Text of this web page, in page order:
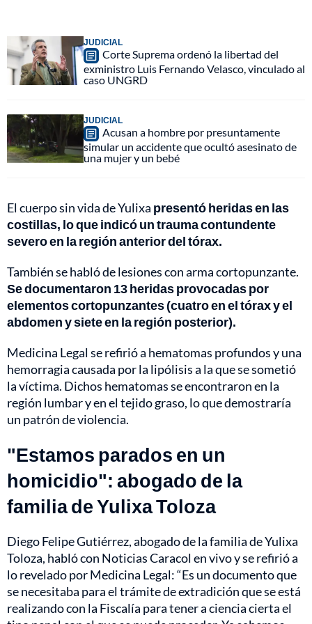
JUDICIAL
Corte Suprema ordenó la libertad del
exministro Luis Fernando Velasco, vinculado al
caso UNGRD
JUDICIAL
Acusan a hombre por presuntamente
simular un accidente que ocultó asesinato de
una mujer y un bebé
El cuerpo sin vida de Yulixa presentó heridas en las
costillas, lo que indicó un trauma contundente
severo en la región anterior del tórax.
También se habló de lesiones con arma cortopunzante.
Se documentaron 13 heridas provocadas por
elementos cortopunzantes (cuatro en el tórax y el
abdomen y siete en la región posterior).
Medicina Legal se refirió a hematomas profundos y una
hemorragia causada por la lipólisis a la que se sometió
la víctima. Dichos hematomas se encontraron en la
región lumbar y en el tejido graso, lo que demostraría
un patrón de violencia.
"Estamos parados en un
homicidio": abogado de la
familia de Yulixa Toloza
Diego Felipe Gutiérrez, abogado de la familia de Yulixa
Toloza, habló con Noticias Caracol en vivo y se refirió a
lo revelado por Medicina Legal: “Es un documento que
se necesitaba para el trámite de extradición que se está
realizando con la Fiscalía para tener a ciencia cierta el